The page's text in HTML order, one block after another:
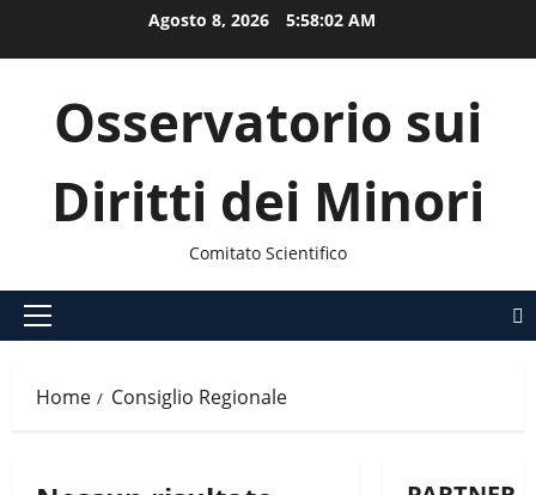
Agosto 8, 2026 5:58:02 AM
Osservatorio sui
Diritti dei Minori
Comitato Scientifico
Menu
Home Consiglio Regionale